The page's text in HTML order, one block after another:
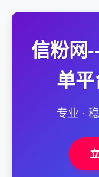
信粉网
单平
专业 ·